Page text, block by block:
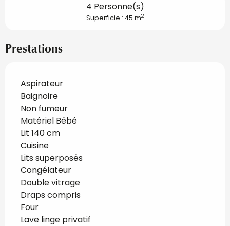
4 Personne(s)
Superficie : 45 m2
Prestations
Aspirateur
Baignoire
Non fumeur
Matériel Bébé
Lit 140 cm
Cuisine
Lits superposés
Congélateur
Double vitrage
Draps compris
Four
Lave linge privatif